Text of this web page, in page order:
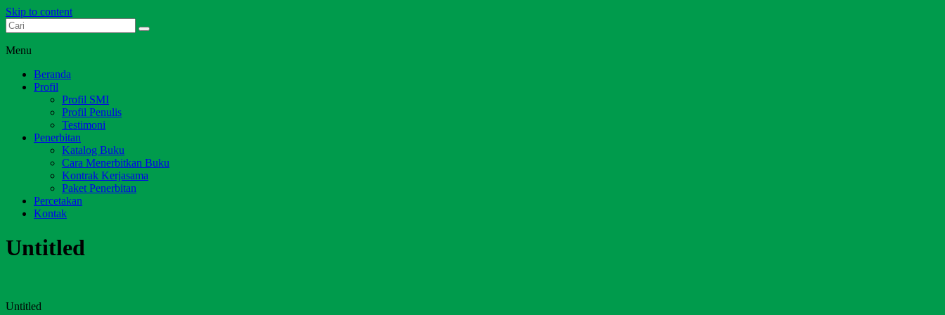
Skip to content
Dari Jambi untuk Indonesia
Menu
Beranda
Profil
Profil SMI
Profil Penulis
Testimoni
Penerbitan
Katalog Buku
Cara Menerbitkan Buku
Kontrak Kerjasama
Paket Penerbitan
Percetakan
Kontak
Untitled
Untitled